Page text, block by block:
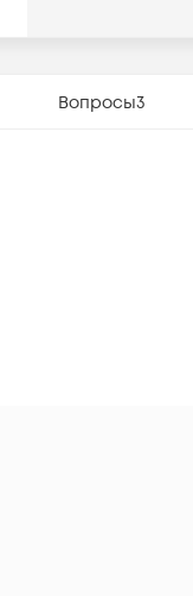
Вопросы3